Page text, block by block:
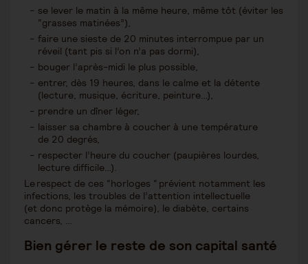
se lever le matin à la même heure, même tôt (éviter les
“grasses matinées”),
faire une sieste de 20 minutes interrompue par un
réveil (tant pis si l’on n’a pas dormi),
bouger l’après-midi le plus possible,
entrer, dès 19 heures, dans le calme et la détente
(lecture, musique, écriture, peinture…),
prendre un dîner léger,
laisser sa chambre à coucher à une température
de 20 degrés,
respecter l’heure du coucher (paupières lourdes,
lecture difficile…).
Le respect de ces “horloges “ prévient notamment les
infections, les troubles de l’attention intellectuelle
(et donc protège la mémoire), le diabète, certains
cancers, …
Bien gérer le reste de son capital santé